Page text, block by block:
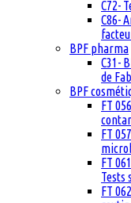
C72-
C86-
BPF pharma
C31-
de
BPF
FT
FT
FT
Tests
FT